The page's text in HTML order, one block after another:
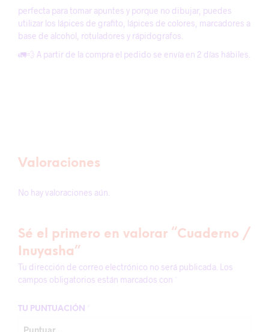
perfecta para tomar apuntes y porque no dibujar, puedes
utilizar los lápices de grafito, lápices de colores, marcadores a
base de alcohol, rotuladores y rápidografos.
🚛💨 A partir de la compra el pedido se envía en 2 días hábiles.
Valoraciones
No hay valoraciones aún.
Sé el primero en valorar “Cuaderno /
Inuyasha”
Tu dirección de correo electrónico no será publicada. Los
campos obligatorios están marcados con
TU PUNTUACIÓN